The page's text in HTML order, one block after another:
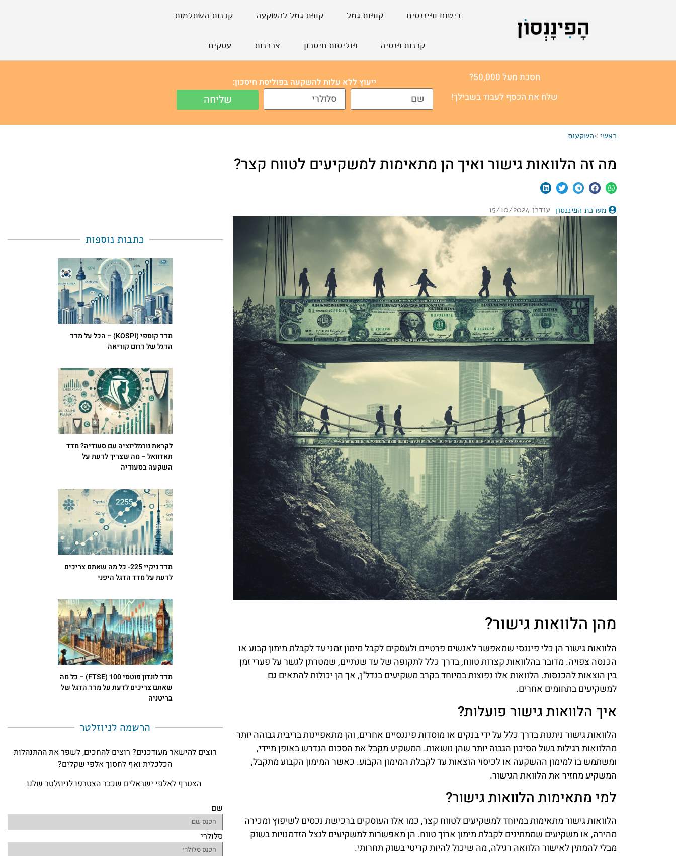
ביטוח ופיננסים קופות גמל קופת גמל להשקעה קרנות השתלמות
קרנות פנסיה פוליסות חיסכון צרכנות עסקים
חסכת מעל 50,000?
שלח את הכסף לעבוד בשבילך!
ייעוץ ללא עלות להשקעה בפוליסת חיסכון:
שליחה
ראשי>השקעות
מה זה הלוואות גישור ואיך הן מתאימות למשקיעים לטווח קצר?
מערכת הפיננסון עודכן 15/10/2024
מהן הלוואות גישור?
הלוואות גישור הן כלי פיננסי שמאפשר לאנשים פרטיים ולעסקים לקבל מימון זמני עד לקבלת מימון קבוע או
הכנסה צפויה. מדובר בהלוואות קצרות טווח, בדרך כלל לתקופה של עד שנתיים, שמטרתן לגשר על פערי זמן
בין הוצאות להכנסות. הלוואות אלו נפוצות במיוחד בקרב משקיעים בנדל"ן, אך הן יכולות להתאים גם
למשקיעים בתחומים אחרים.
איך הלוואות גישור פועלות?
הלוואות גישור ניתנות בדרך כלל על ידי בנקים או מוסדות פיננסיים אחרים, והן מתאפיינות בריבית גבוהה יותר
מהלוואות רגילות בשל הסיכון הגבוה יותר שהן נושאות. המשקיע מקבל את הסכום הנדרש באופן מיידי,
ומשתמש בו למימון ההשקעה או לכיסוי הוצאות עד לקבלת המימון הקבוע. כאשר המימון הקבוע מתקבל,
המשקיע מחזיר את הלוואת הגישור.
למי מתאימות הלוואות גישור?
הלוואות גישור מתאימות במיוחד למשקיעים לטווח קצר, כמו אלו העוסקים ברכישת נכסים לשיפוץ ומכירה
מהירה, או משקיעים שממתינים לקבלת מימון ארוך טווח. הן מאפשרות למשקיעים לנצל הזדמנויות בשוק
מבלי להמתין לאישור הלוואה רגילה, מה שיכול להיות קריטי בשוק תחרותי.
כתבות נוספות
מדד קוספי (KOSPI) – הכל על מדד
הדגל של דרום קוריאה
לקראת נורמליזציה עם סעודיה? מדד
תאדוואל – מה שצריך לדעת על
השקעה בסעודיה
מדד ניקיי 225- כל מה שאתם צריכים
לדעת על מדד הדגל היפני
מדד לונדון פוטסי 100 (FTSE) – כל מה
שאתם צריכים לדעת על מדד הדגל של
בריטניה
הרשמה לניוזלטר​
רוצים להישאר מעודכנים? רוצים להחכים, לשפר את ההתנהלות
הכלכלית ואף לחסוך אלפי שקלים?
הצטרף לאלפי ישראלים שכבר הצטרפו לניוזלטר שלנו
שם
סלולרי